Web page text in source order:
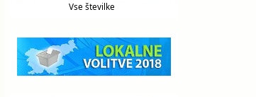
Vse številke